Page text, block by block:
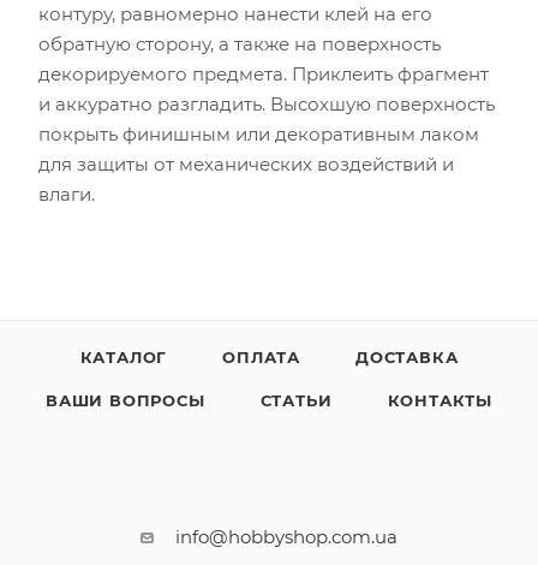
контуру, равномерно нанести клей на его
обратную сторону, а также на поверхность
декорируемого предмета. Приклеить фрагмент
и аккуратно разгладить. Высохшую поверхность
покрыть финишным или декоративным лаком
для защиты от механических воздействий и
влаги.
КАТАЛОГ ОПЛАТА ДОСТАВКА
ВАШИ ВОПРОСЫ СТАТЬИ КОНТАКТЫ
info@hobbyshop.com.ua